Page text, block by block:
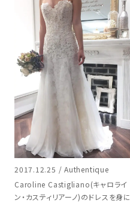
2017.12.25 / Authentique
Caroline Castigliano(キャロライ
ン・カスティリアーノ)のドレスを身に